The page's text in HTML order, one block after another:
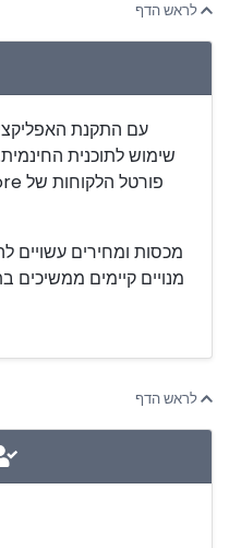
לראש הדף
עם התקנת
שימוש לתוכנית
מכסות ומחירים עשויים
מנויים קיימים
לראש הדף